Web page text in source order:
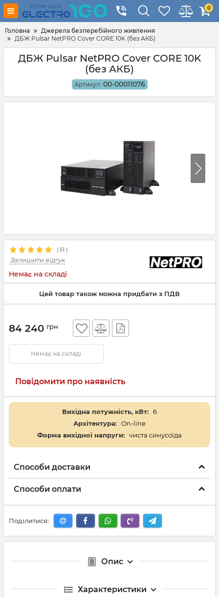
0
Головна
Джерела безперебійного живлення
ДБЖ Pulsar NetPRO Cover CORE 10K (без АКБ)
ДБЖ Pulsar NetPRO Cover CORE 10K
(без АКБ)
Артикул: 00-00011076
( 51 )
Залишити відгук
Немає на складі
Цей товар також можна придбати з ПДВ
84 240 грн
Немає на складі
Повідомити про наявність
Вихідна потужність, кВт: 6
Архітектура: On-line
Форма вихідної напруги: чиста синусоїда
Способи доставки
Способи оплати
Поділитися:
Опис
Характеристики